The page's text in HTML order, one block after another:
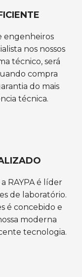
engenheiros
nos nossos
técnico, será
compra
do mais
técnica.
RAYPA é líder
de laboratório.
é concebido e
moderna
tecnologia.